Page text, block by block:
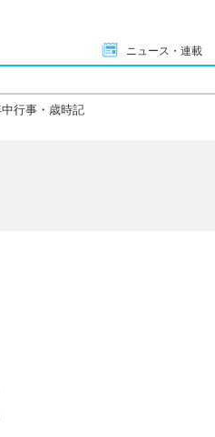
ニュース・連載
行事・歳時記